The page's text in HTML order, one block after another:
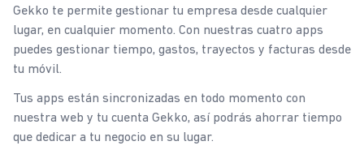
Gekko te permite gestionar tu empresa desde cualquier
lugar, en cualquier momento. Con nuestras cuatro apps
puedes gestionar tiempo, gastos, trayectos y facturas desde
tu móvil.
Tus apps están sincronizadas en todo momento con
nuestra web y tu cuenta Gekko, así podrás ahorrar tiempo
que dedicar a tu negocio en su lugar.